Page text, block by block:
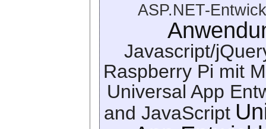
ASP.NET-
Javascript/
Raspberry Pi mit
Universal App
and JavaScript